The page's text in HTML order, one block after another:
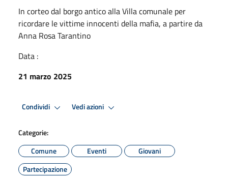
In corteo dal borgo antico alla Villa comunale per
ricordare le vittime innocenti della mafia, a partire da
Anna Rosa Tarantino
Data :
21 marzo 2025
Condividi Vedi azioni
Categorie:
Comune
Eventi
Giovani
Partecipazione